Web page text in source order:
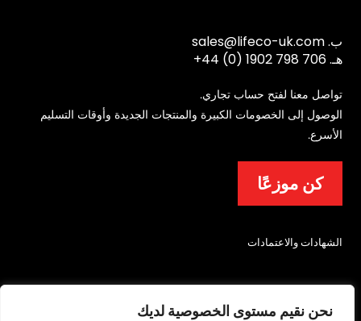
نحن نقيم مستوى الخصوصية لديك
ب.sales@lifeco-uk.com
هـ.+44 (0) 1902 798 706
تواصل معنا لفتح حساب تجاري.
الوصول إلى الخصومات الكبيرة والمنتجات الجديدة وأوقات التسليم
الأسرع.
كن موزعًا
الشهادات والاعتمادات